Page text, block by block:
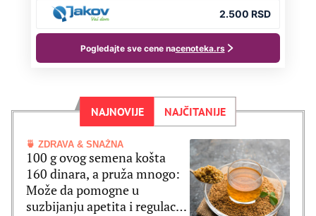
NAJNOVIJE NAJČITANIJE
🍵 ZDRAVA & SNAŽNA
100 g ovog semena košta
160 dinara, a pruža mnogo:
Može da pomogne u
suzbijanju apetita i regulaciji